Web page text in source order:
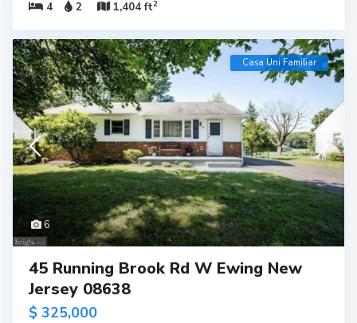
4 2 1,404 ft2
6
Casa Uni Familiar
45 Running Brook Rd W Ewing New
Jersey 08638
$ 325,000